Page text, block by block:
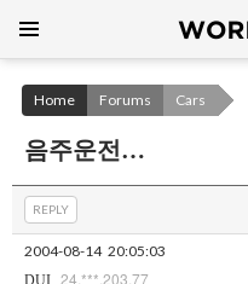
CONTENT
Home Forums Cars
음주운전…
REPLY
2004-08-14 20:05:03
DUI 24.***.203.77